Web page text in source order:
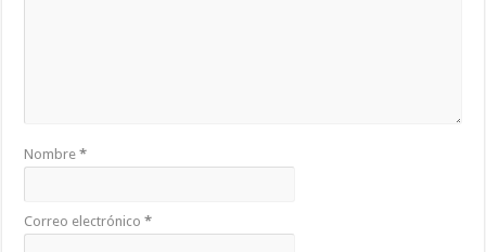
Nombre*
Correo electrónico*